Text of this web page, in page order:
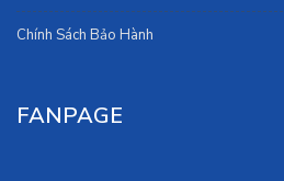
Chính Sách Bảo Hành
FANPAGE